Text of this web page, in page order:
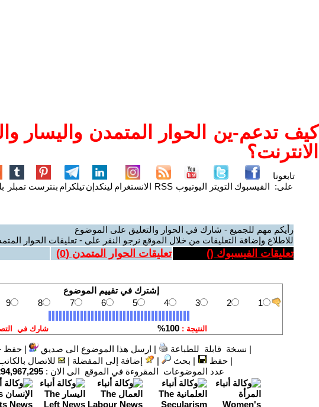
كيف تدعم-ين الحوار المتمدن واليسار
الانترنت؟
تابعونا
على: الفيسبوك التويتر اليوتيوب RSS الانستغرام لينكدإنتيلكرام بنترست تمبلر
رأيكم مهم للجميع - شارك في الحوار والتعليق على الموضوع
للاطلاع وإضافة التعليقات من خلال الموقع نرجو النقر على - تعليقات الحوار
تعليقات الفيسبوك () تعليقات الحوار المتمدن (0
)
| نسخة قابلة للطباعة | ارسل هذا الموضوع الى صديق |حفظ
|حفظ | بحث | إضافة إلى المفضلة |
للاتصال
عدد الموضوعات المقروءة في الموقع الى الان :